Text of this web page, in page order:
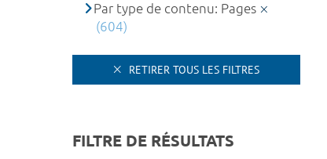
Par type de contenu: Pages
(604)
RETIRER TOUS LES FILTRES
FILTRE DE RÉSULTATS